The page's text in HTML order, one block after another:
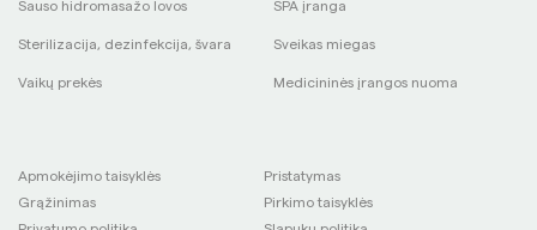
Sauso hidromasažo lovos SPA įranga
Sterilizacija, dezinfekcija, švara Sveikas miegas
Vaikų prekės Medicininės įrangos nuoma
Apmokėjimo taisyklės
Pristatymas
Grąžinimas
Pirkimo taisyklės